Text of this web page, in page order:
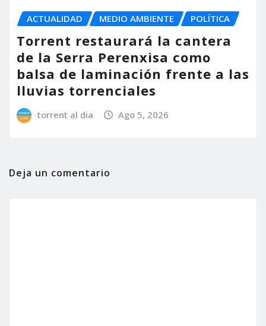
ACTUALIDAD MEDIO AMBIENTE POLÍTICA
Torrent restaurará la cantera
de la Serra Perenxisa como
balsa de laminación frente a las
lluvias torrenciales
torrent al dia Ago 5, 2026
Deja un comentario